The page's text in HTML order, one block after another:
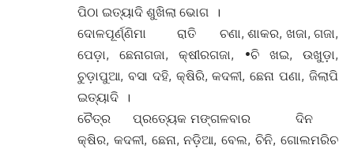
ପିଠା ଇତ୍ୟାଦି ଶୁଖିଲା ଭୋଗ ।
ଦୋଳପୂର୍ଣ୍ଣିମା ରାତି ଚଣା, ଶାକର, ଖଜା, ଗଜା,
ପେଡ଼ା, ଛେନାଗଜା, କ୍ଷୀରଗଜା, •ଚି ଖଇ, ଉଖୁଡ଼ା,
ଚୁଡ଼ାପୁଆ, ବସା ଦହି, କ୍ଷିରି, କଦଳୀ, ଛେନା ପଣା, ଜିଲାପି
ଇତ୍ୟାଦି ।
ଚୈତ୍ର ପ୍ରତ୍ୟେକ ମଙ୍ଗଳବାର ଦିନ
କ୍ଷିର, କଦଳୀ, ଛେନା, ନଡ଼ିଆ, ବେଲ, ଚିନି, ଗୋଲମରିଚ